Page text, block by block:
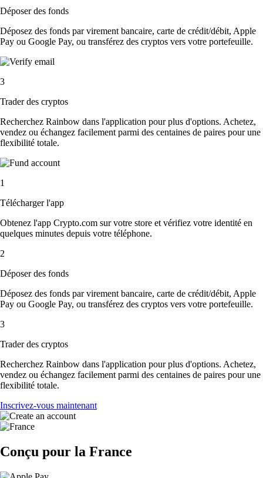
Déposer des fonds
Déposez des fonds par virement bancaire, carte de crédit/débit, Apple
Pay ou Google Pay, ou transférez des cryptos vers votre portefeuille.
3
Trader des cryptos
Recherchez Rainbow dans l'application pour plus d'options. Achetez,
vendez ou échangez facilement parmi des centaines de paires pour une
flexibilité totale.
1
Télécharger l'app
Obtenez l'app Crypto.com sur votre store et vérifiez votre identité en
quelques minutes depuis votre téléphone.
2
Déposer des fonds
Déposez des fonds par virement bancaire, carte de crédit/débit, Apple
Pay ou Google Pay, ou transférez des cryptos vers votre portefeuille.
3
Trader des cryptos
Recherchez Rainbow dans l'application pour plus d'options. Achetez,
vendez ou échangez facilement parmi des centaines de paires pour une
flexibilité totale.
Inscrivez-vous maintenant
Conçu pour la France